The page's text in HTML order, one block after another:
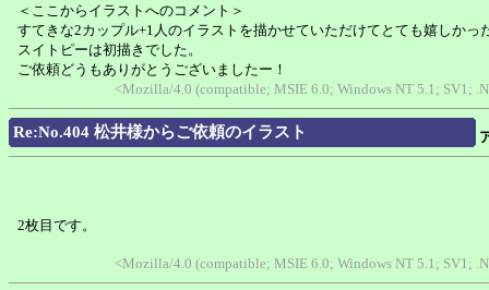
＜ここからイラストへのコメント＞
すてきな2カップル+1人のイラストを描かせていただけてとても嬉しかっ
スイトピーは初描きでした。
ご依頼どうもありがとうございましたー！
<Mozilla/4.0 (compatible; MSIE 6.0; Windows NT 5.1; SV1;
Re:No.404 松井様からご依頼のイラスト
2枚目です。
<Mozilla/4.0 (compatible; MSIE 6.0; Windows NT 5.1; SV1;